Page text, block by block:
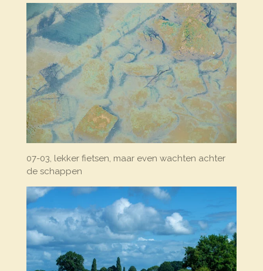
07-03, lekker fietsen, maar even wachten achter
de schappen